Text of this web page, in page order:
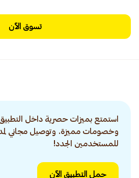
تسوق الآن
استمتع بميزات حصرية داخل
وخصومات مميزة. وتوصيل مجاني
للمستخدمين الجدد!
حمل التطبيق الآن